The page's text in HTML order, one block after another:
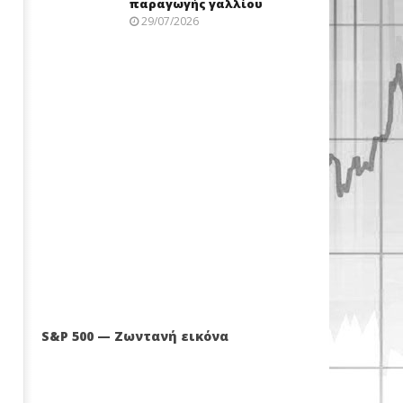
παραγωγής γαλλίου
29/07/2026
S&P 500 — Ζωντανή εικόνα